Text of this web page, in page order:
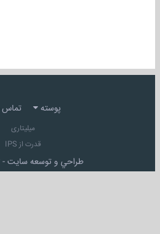
پوسته تماس
میلیتاری
قدرت از IPS
طراحي و توسعه سايت -